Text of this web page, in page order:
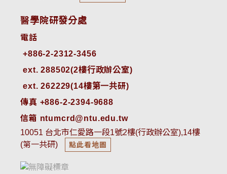
醫學院研發分處
電話
ext. 288502(2樓行政辦公室)
ext. 262229(14樓第一共研)
傳真 +886-2-2394-9688
信箱 ntumcrd@ntu.edu.tw
10051 台北市仁愛路一段1號2樓(行政辦公室),14樓
(第一共研)
點此看地圖